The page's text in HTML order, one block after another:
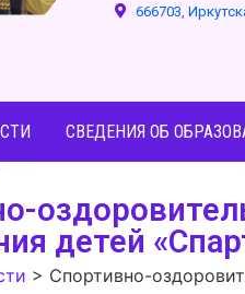
666703,
СВЕДЕНИЯ ОБ
детей
> Спортивно-